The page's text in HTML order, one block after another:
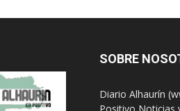
SOBRE
Diario Alhaurín
Positivo Noticias